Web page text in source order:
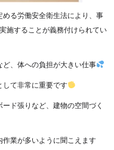
る労働安全衛生法により、事
施することが義務付けられてい
、体への負担が大きい仕事
して非常に重要です
ド張りなど、建物の空間づく
作業が多いように聞こえます